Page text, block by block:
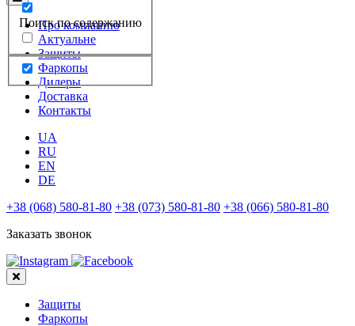
Поиск по содержанию
Про компанию
Актуальне
Защиты
Фаркопы
Дилеры
Доставка
Контакты
UA
RU
EN
DE
+38 (068) 580-81-80 +38 (073) 580-81-80 +38 (066) 580-81-80
Заказать звонок
Защиты
Фаркопы